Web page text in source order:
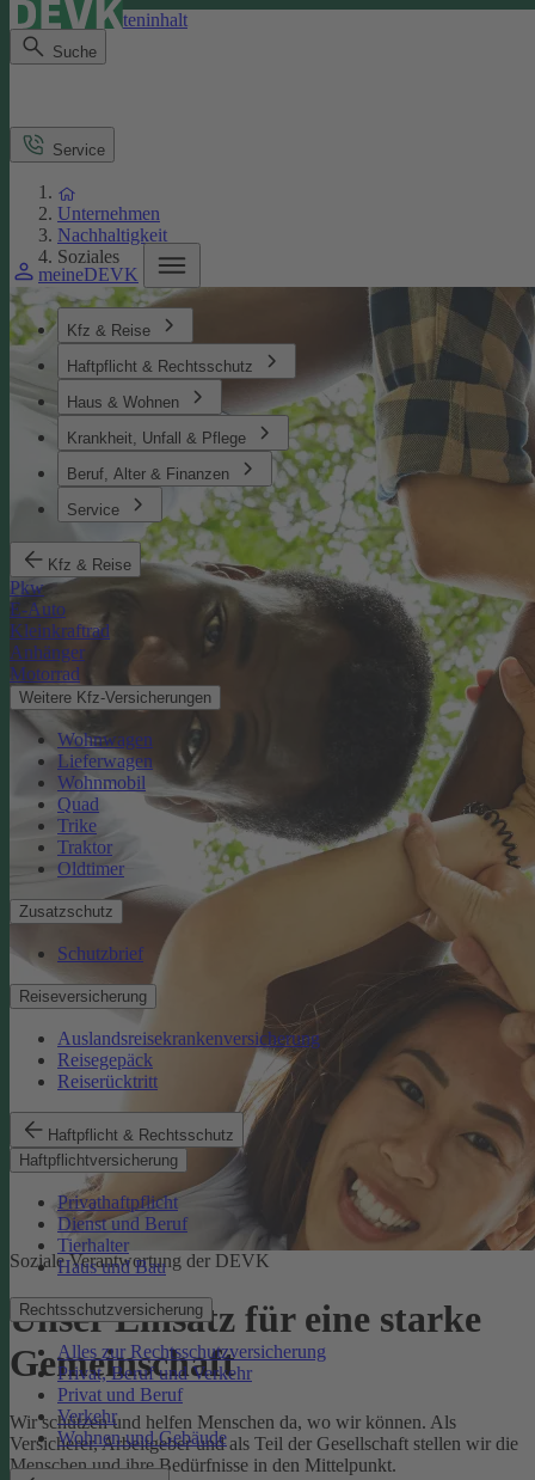
Direkt zum Seiteninhalt
Suche
meineDEVK
Kfz & Reise
Haftpflicht & Rechtsschutz
Haus & Wohnen
Krankheit, Unfall & Pflege
Beruf, Alter & Finanzen
Service
Kfz & Reise
Pkw
E-Auto
Kleinkraftrad
Anhänger
Motorrad
Weitere Kfz-Versicherungen
Wohnwagen
Lieferwagen
Wohnmobil
Quad
Trike
Traktor
Oldtimer
Zusatzschutz
Schutzbrief
Reiseversicherung
Auslandsreisekrankenversicherung
Reisegepäck
Reiserücktritt
Haftpflicht & Rechtsschutz
Haftpflichtversicherung
Privathaftpflicht
Dienst und Beruf
Tierhalter
Haus und Bau
Rechtsschutzversicherung
Alles zur Rechtsschutzversicherung
Privat, Beruf und Verkehr
Privat und Beruf
Verkehr
Wohnen und Gebäude
Service
Unternehmen
Nachhaltigkeit
Soziales
Soziale Verantwortung der DEVK
Unser Einsatz für eine starke
Gemeinschaft
Wir schützen und helfen Menschen da, wo wir können. Als
Versicherer, Arbeitgeber und als Teil der Gesellschaft stellen wir die
Menschen und ihre Bedürfnisse in den Mittelpunkt.